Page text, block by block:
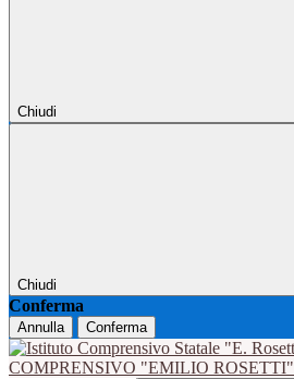
Chiudi
Chiudi
Conferma
Annulla Conferma
COMPRENSIVO "EMILIO ROSETTI"